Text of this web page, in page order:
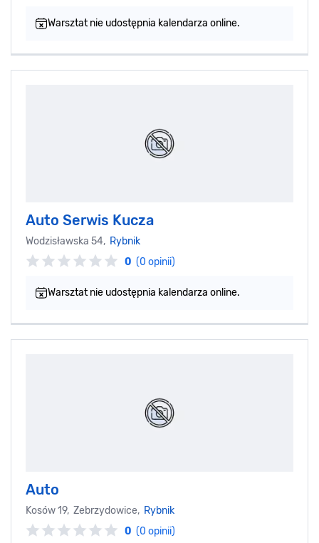
Warsztat nie udostępnia kalendarza online.
Auto Serwis Kucza
Wodzisławska 54, Rybnik
0 (0 opinii)
Warsztat nie udostępnia kalendarza online.
Auto
Kosów 19, Zebrzydowice, Rybnik
0 (0 opinii)